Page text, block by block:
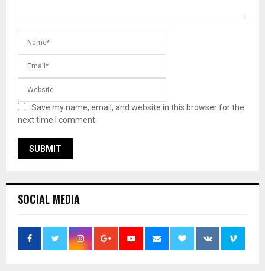
Save my name, email, and website in this browser for the
next time I comment.
SOCIAL MEDIA